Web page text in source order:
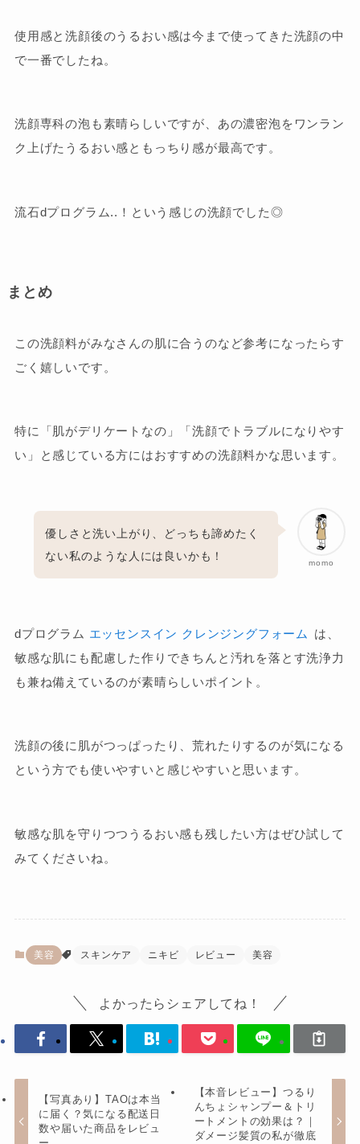
使用感と洗顔後のうるおい感は今まで使ってきた洗顔の中
で一番でしたね。
洗顔専科の泡も素晴らしいですが、あの濃密泡をワンラン
ク上げたうるおい感ともっちり感が最高です。
流石dプログラム..！という感じの洗顔でした◎
まとめ
この洗顔料がみなさんの肌に合うのなど参考になったらす
ごく嬉しいです。
特に「肌がデリケートなの」「洗顔でトラブルになりやす
い」と感じている方にはおすすめの洗顔料かな思います。
momo
優しさと洗い上がり、どっちも諦めたく
ない私のような人には良いかも！
dプログラム エッセンスイン クレンジングフォーム
は、
敏感な肌にも配慮した作りできちんと汚れを落とす洗浄力
も兼ね備えているのが素晴らしいポイント。
洗顔の後に肌がつっぱったり、荒れたりするのが気になる
という方でも使いやすいと感じやすいと思います。
敏感な肌を守りつつうるおい感も残したい方はぜひ試して
みてくださいね。
美容 スキンケア ニキビ レビュー 美容
よかったらシェアしてね！
【写真あり】TAOは本当
に届く？気になる配送日
数や届いた商品をレビュ
【本音レビュー】つるり
んちょシャンプー＆トリ
ートメントの効果は？｜
ダメージ髪質の私が徹底